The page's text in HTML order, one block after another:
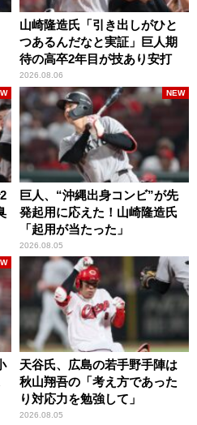
山崎隆造氏「引き出しがひと
つあるんだなと実証」巨人期
待の高卒2年目が技あり安打
2026.08.06
巨人、“沖縄出身コンビ”が先
発起用に応えた！山崎隆造氏
「起用が当たった」
2026.08.05
NEW
天谷氏、広島の若手野手陣は
秋山翔吾の「考え方であった
り対応力を勉強して」
2026.08.05